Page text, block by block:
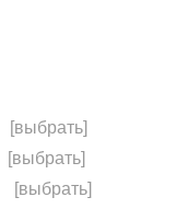
[выбрать]
[выбрать]
[выбрать]